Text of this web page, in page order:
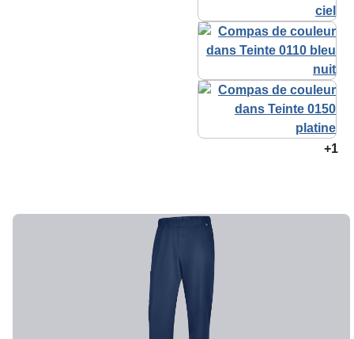
+1